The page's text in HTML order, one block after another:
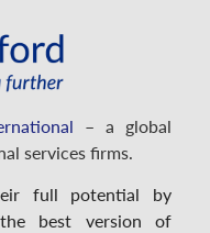
– a global
services firms.
full potential by
best version of